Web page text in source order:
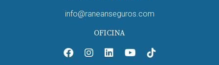
info@raneanseguros.com
OFICINA